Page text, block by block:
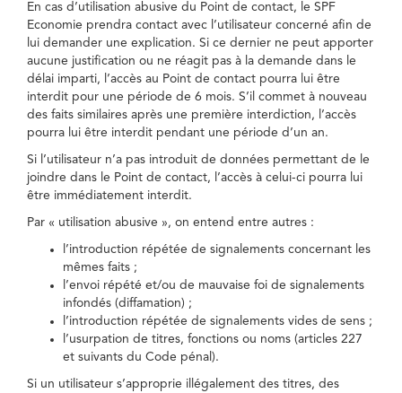
En cas d’utilisation abusive du Point de contact, le SPF
Economie prendra contact avec l’utilisateur concerné afin de
lui demander une explication. Si ce dernier ne peut apporter
aucune justification ou ne réagit pas à la demande dans le
délai imparti, l’accès au Point de contact pourra lui être
interdit pour une période de 6 mois. S’il commet à nouveau
des faits similaires après une première interdiction, l’accès
pourra lui être interdit pendant une période d’un an.
Si l’utilisateur n’a pas introduit de données permettant de le
joindre dans le Point de contact, l’accès à celui-ci pourra lui
être immédiatement interdit.
Par « utilisation abusive », on entend entre autres :
l’introduction répétée de signalements concernant les
mêmes faits ;
l’envoi répété et/ou de mauvaise foi de signalements
infondés (diffamation) ;
l’introduction répétée de signalements vides de sens ;
l’usurpation de titres, fonctions ou noms (articles 227
et suivants du Code pénal).
Si un utilisateur s’approprie illégalement des titres, des